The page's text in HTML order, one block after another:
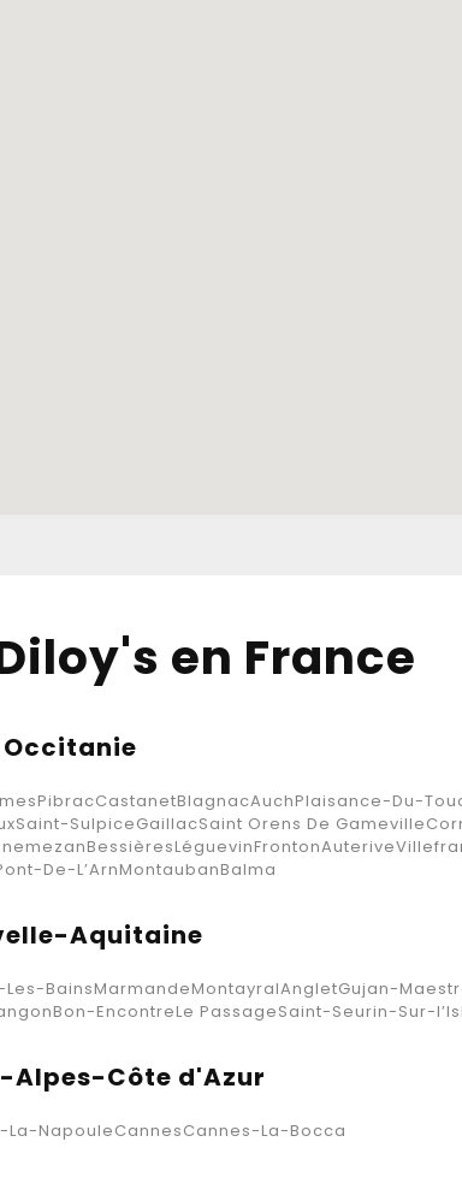
en France
Occitanie
PibracCastanetBlagnacAuchPlaisance-Du-
Saint-SulpiceGaillacSaint Orens De Gameville
BessièresLéguevinFrontonAuterive
De-L’ArnMontaubanBalma
Aquitaine
BainsMarmandeMontayralAngletGujan-
Bon-EncontreLe PassageSaint-Seurin-Sur-
Alpes-Côte d'Azur
La-NapouleCannesCannes-La-Bocca